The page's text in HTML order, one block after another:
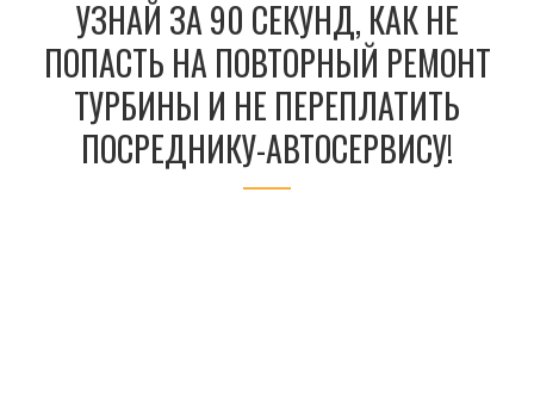
УЗНАЙ ЗА 90 СЕКУНД, КАК НЕ
ПОПАСТЬ НА ПОВТОРНЫЙ РЕМОНТ
ТУРБИНЫ И НЕ ПЕРЕПЛАТИТЬ
ПОСРЕДНИКУ-АВТОСЕРВИСУ!